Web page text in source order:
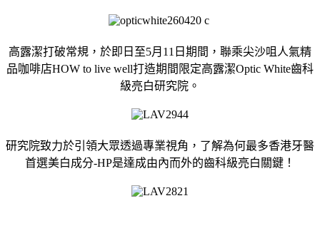
高露潔打破常規，於即日至5月11日期間，聯乘尖沙咀人氣精
品咖啡店HOW to live well打造期間限定高露潔Optic White齒科
級亮白研究院。
研究院致力於引領大眾透過專業視角，了解為何最多香港牙醫
首選美白成分-HP是達成由內而外的齒科級亮白關鍵！